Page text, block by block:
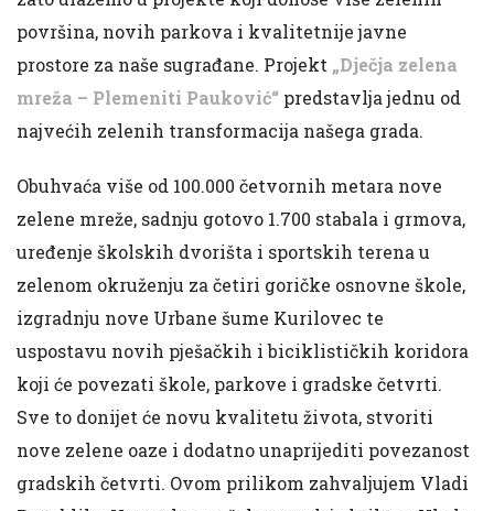
površina, novih parkova i kvalitetnije javne
prostore za naše sugrađane. Projekt „Dječja zelena
mreža – Plemeniti Pauković“ predstavlja jednu od
najvećih zelenih transformacija našega grada.
Obuhvaća više od 100.000 četvornih metara nove
zelene mreže, sadnju gotovo 1.700 stabala i grmova,
uređenje školskih dvorišta i sportskih terena u
zelenom okruženju za četiri goričke osnovne škole,
izgradnju nove Urbane šume Kurilovec te
uspostavu novih pješačkih i biciklističkih koridora
koji će povezati škole, parkove i gradske četvrti.
Sve to donijet će novu kvalitetu života, stvoriti
nove zelene oaze i dodatno unaprijediti povezanost
gradskih četvrti. Ovom prilikom zahvaljujem Vladi